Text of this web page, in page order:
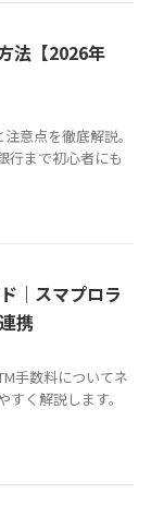
法【2026年
意点を徹底解説。
行まで初心者にも
｜スマプロラ
携
手数料についてネ
く解説します。